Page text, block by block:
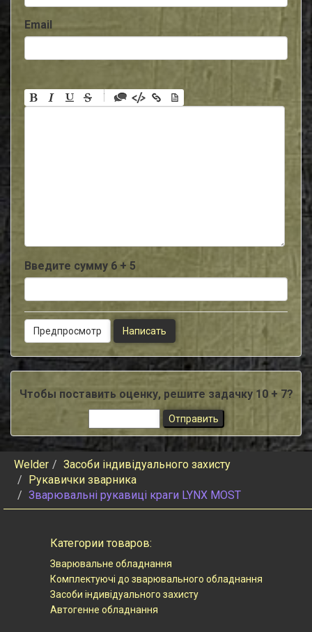
Email
-
-
Введите сумму 6 + 5
Чтобы поставить оценку, решите задачку 10 + 7?
Welder
Засоби індивідуального захисту
Рукавички зварника
Зварювальні рукавиці краги LYNX MOST
Категории товаров:
Зварювальне обладнання
Комплектуючі до зварювального обладнання
Засоби індивідуального захисту
Автогенне обладнання